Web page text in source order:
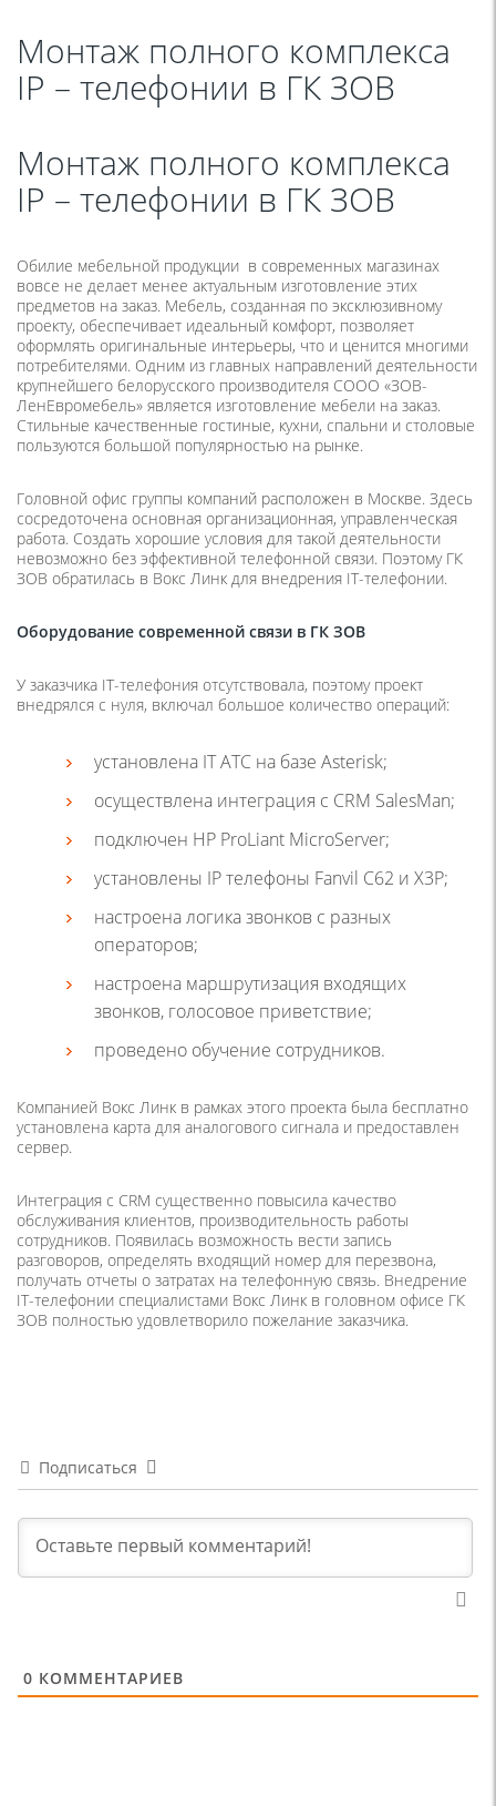
Монтаж полного комплекса
IP – телефонии в ГК ЗОВ
Монтаж полного комплекса
IP – телефонии в ГК ЗОВ
Обилие мебельной продукции в современных магазинах
вовсе не делает менее актуальным изготовление этих
предметов на заказ. Мебель, созданная по эксклюзивному
проекту, обеспечивает идеальный комфорт, позволяет
оформлять оригинальные интерьеры, что и ценится многими
потребителями. Одним из главных направлений деятельности
крупнейшего белорусского производителя СООО «ЗОВ-
ЛенЕвромебель» является изготовление мебели на заказ.
Стильные качественные гостиные, кухни, спальни и столовые
пользуются большой популярностью на рынке.
Головной офис группы компаний расположен в Москве. Здесь
сосредоточена основная организационная, управленческая
работа. Создать хорошие условия для такой деятельности
невозможно без эффективной телефонной связи. Поэтому ГК
ЗОВ обратилась в Вокс Линк для внедрения IT-телефонии.
Оборудование современной связи в ГК ЗОВ
У заказчика IT-телефония отсутствовала, поэтому проект
внедрялся с нуля, включал большое количество операций:
установлена IT АТС на базе Asterisk;
осуществлена интеграция с CRM SalesMan;
подключен HP ProLiant MicroServer;
установлены IP телефоны Fanvil C62 и X3P;
настроена логика звонков с разных
операторов;
настроена маршрутизация входящих
звонков, голосовое приветствие;
проведено обучение сотрудников.
Компанией Вокс Линк в рамках этого проекта была бесплатно
установлена карта для аналогового сигнала и предоставлен
сервер.
Интеграция с CRM существенно повысила качество
обслуживания клиентов, производительность работы
сотрудников. Появилась возможность вести запись
разговоров, определять входящий номер для перезвона,
получать отчеты о затратах на телефонную связь. Внедрение
IT-телефонии специалистами Вокс Линк в головном офисе ГК
ЗОВ полностью удовлетворило пожелание заказчика.
Подписаться
0 КОММЕНТАРИЕВ